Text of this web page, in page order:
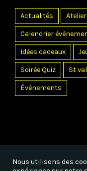
Actualités
Calendrier
Idées cadeaux
Soirée Quiz St
Évènements
© Copyright 2021 - 2026 |
Nous utilisons des